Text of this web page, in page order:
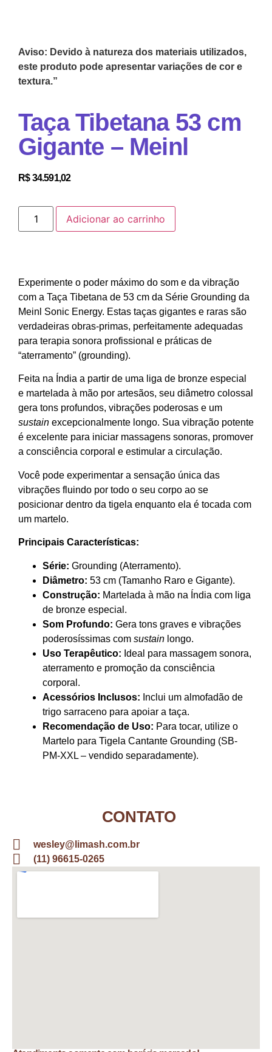
Aviso: Devido à natureza dos materiais utilizados,
este produto pode apresentar variações de cor e
textura.”
Taça Tibetana 53 cm
Gigante – Meinl
R$34.591,02
Adicionar ao carrinho
Experimente o poder máximo do som e da vibração
com a Taça Tibetana de 53 cm da Série Grounding da
Meinl Sonic Energy. Estas taças gigantes e raras são
verdadeiras obras-primas, perfeitamente adequadas
para terapia sonora profissional e práticas de
“aterramento” (grounding).
Feita na Índia a partir de uma liga de bronze especial
e martelada à mão por artesãos, seu diâmetro colossal
gera tons profundos, vibrações poderosas e um
sustain excepcionalmente longo. Sua vibração potente
é excelente para iniciar massagens sonoras, promover
a consciência corporal e estimular a circulação.
Você pode experimentar a sensação única das
vibrações fluindo por todo o seu corpo ao se
posicionar dentro da tigela enquanto ela é tocada com
um martelo.
Principais Características:
Série: Grounding (Aterramento).
Diâmetro: 53 cm (Tamanho Raro e Gigante).
Construção: Martelada à mão na Índia com liga
de bronze especial.
Som Profundo: Gera tons graves e vibrações
poderosíssimas com sustain longo.
Uso Terapêutico: Ideal para massagem sonora,
aterramento e promoção da consciência
corporal.
Acessórios Inclusos: Inclui um almofadão de
trigo sarraceno para apoiar a taça.
Recomendação de Uso: Para tocar, utilize o
Martelo para Tigela Cantante Grounding (SB-
PM-XXL – vendido separadamente).
CONTATO
wesley@limash.com.br
(11) 96615-0265